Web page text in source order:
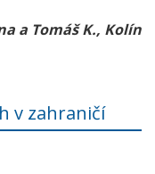
a Tomáš K., Kolín
v zahraničí